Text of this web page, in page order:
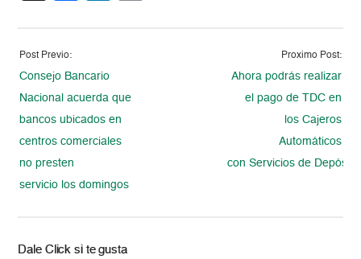
Post Previo:
Consejo Bancario
Nacional acuerda que
bancos ubicados en
centros comerciales
no presten
servicio los domingos
Proximo Post:
Ahora podrás realizar
el pago de TDC en
los Cajeros
Automáticos
con Servicios de Depósito
Dale Click si te gusta